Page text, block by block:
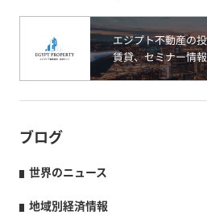
ブログ
世界のニュース
地域別経済情報